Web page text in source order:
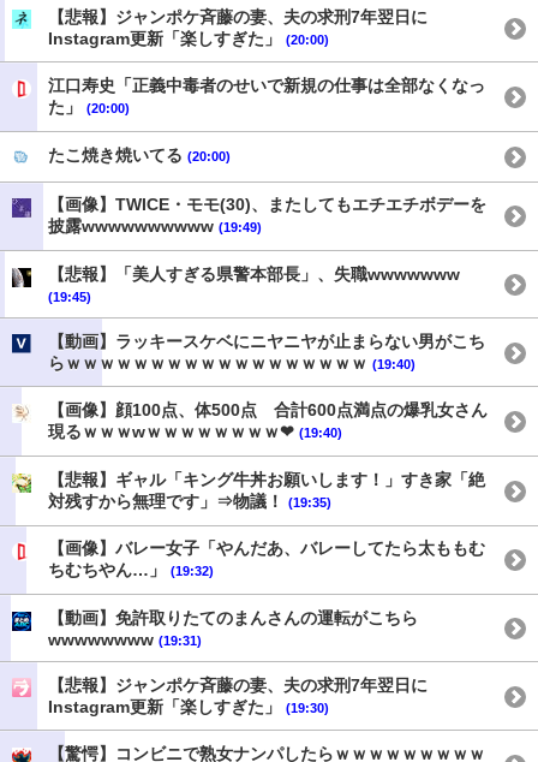
【悲報】ジャンポケ斉藤の妻、夫の求刑7年翌日に
Instagram更新「楽しすぎた」
(20:00)
江口寿史「正義中毒者のせいで新規の仕事は全部なくなっ
た」
(20:00)
たこ焼き焼いてる (20:00)
【画像】TWICE・モモ(30)、またしてもエチエチボデーを
披露wwwwwwwwww (19:49)
【悲報】「美人すぎる県警本部長」、失職wwwwwww
(19:45)
【動画】ラッキースケベにニヤニヤが止まらない男がこち
らｗｗｗｗｗｗｗｗｗｗｗｗｗｗｗｗｗｗ (19:40)
【画像】顔100点、体500点 合計600点満点の爆乳女さん
現るｗｗｗwｗｗｗｗｗｗｗｗ❤ (19:40)
【悲報】ギャル「キング牛丼お願いします！」すき家「絶
対残すから無理です」⇒物議！
(19:35)
【画像】バレー女子「やんだあ、バレーしてたら太ももむ
ちむちやん…」
(19:32)
【動画】免許取りたてのまんさんの運転がこちら
wwwwwwww (19:31)
【悲報】ジャンポケ斉藤の妻、夫の求刑7年翌日に
Instagram更新「楽しすぎた」
(19:30)
【驚愕】コンビニで熟女ナンパしたらｗｗｗｗｗｗｗｗｗ